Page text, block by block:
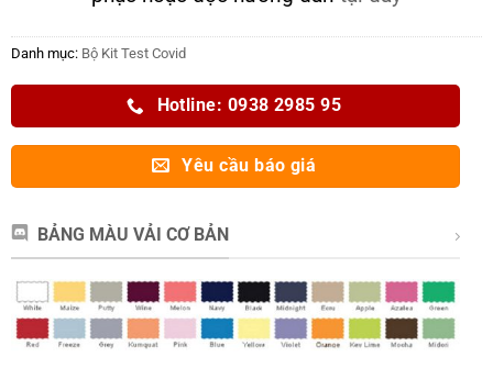
Danh mục: Bộ Kit Test Covid
Hotline: 0938 2985 95
Yêu cầu báo giá
BẢNG MÀU VẢI CƠ BẢN